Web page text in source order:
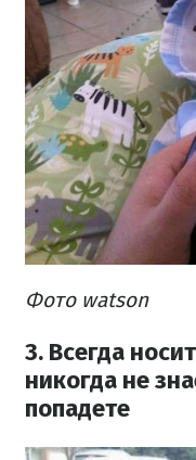
Фото watson
3. Всегда
никогда не
попадете